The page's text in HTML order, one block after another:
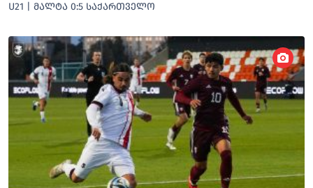
U21 | ᲛᲐᲚᲢᲐ 0:5 ᲡᲐᲥᲐᲠᲗᲕᲔᲚᲝ